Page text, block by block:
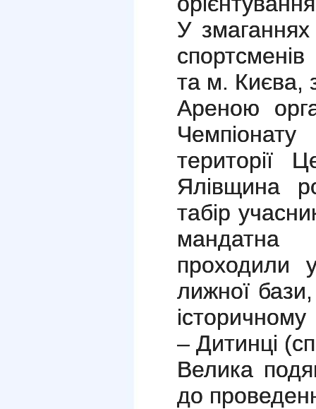
У
та м. Києва,
Ареною
території
Ялівщина
табір
мандатна
проходили
лижної
– Дитинці
Велика
до